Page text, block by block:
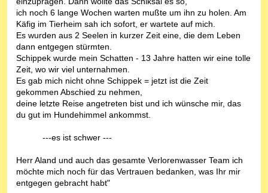
ich noch 6 lange Wochen warten mußte um ihn zu holen. Am
Käfig im Tierheim sah ich sofort, er wartete auf mich.
Es wurden aus 2 Seelen in kurzer Zeit eine, die dem Leben
dann entgegen stürmten.
Schippek wurde mein Schatten - 13 Jahre hatten wir eine tolle
Zeit, wo wir viel unternahmen.
Es gab mich nicht ohne Schippek = jetzt ist die Zeit
gekommen Abschied zu nehmen,
deine letzte Reise angetreten bist und ich wünsche mir, das
du gut im Hundehimmel ankommst.
---es ist schwer ---
Herr Aland und auch das gesamte Verlorenwasser Team ich
möchte mich noch für das Vertrauen bedanken, was Ihr mir
entgegen gebracht habt"